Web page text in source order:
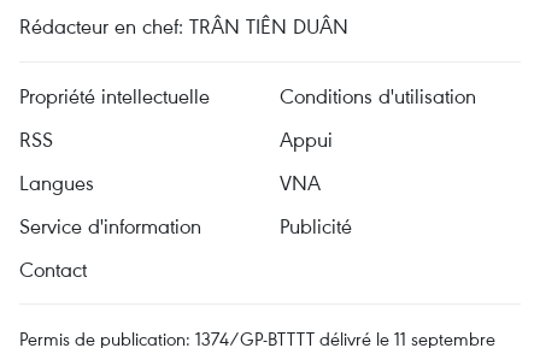
Rédacteur en chef: TRÂN TIÊN DUÂN
Propriété intellectuelle
Conditions d'utilisation
RSS
Appui
Langues
VNA
Service d'information
Publicité
Contact
Permis de publication: 1374/GP-BTTTT délivré le 11 septembre